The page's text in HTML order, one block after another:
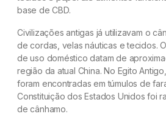
base de CBD.
Civilizações antigas já utilizavam o
de cordas, velas náuticas e tecidos.
de uso doméstico datam de
região da atual China. No Egito
foram encontradas em túmulos de
Constituição dos Estados Unidos foi
de cânhamo.